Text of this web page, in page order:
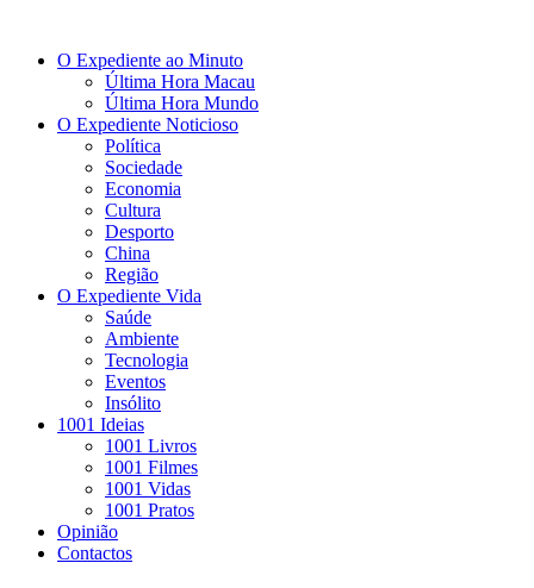
O Expediente ao Minuto
Última Hora Macau
Última Hora Mundo
O Expediente Noticioso
Política
Sociedade
Economia
Cultura
Desporto
China
Região
O Expediente Vida
Saúde
Ambiente
Tecnologia
Eventos
Insólito
1001 Ideias
1001 Livros
1001 Filmes
1001 Vidas
1001 Pratos
Opinião
Contactos